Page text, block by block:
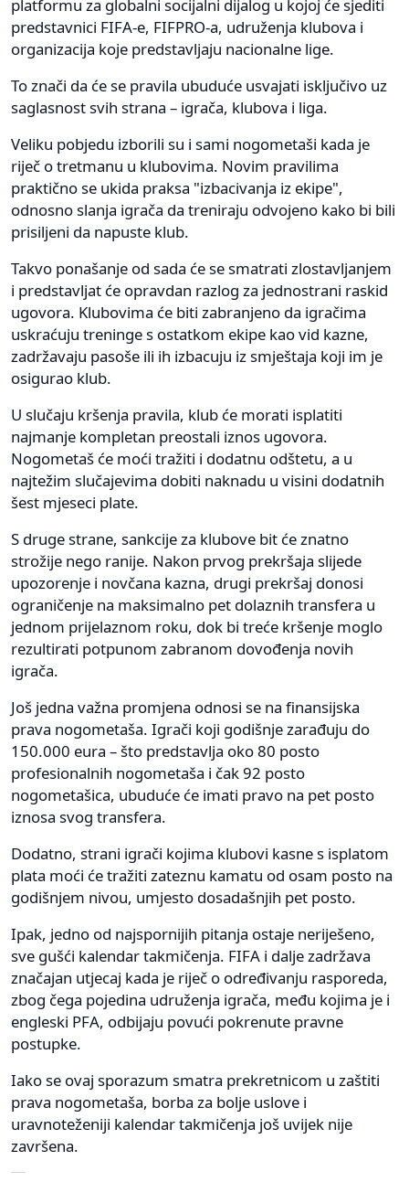
platformu za globalni socijalni dijalog u kojoj će sjediti
predstavnici FIFA-e, FIFPRO-a, udruženja klubova i
organizacija koje predstavljaju nacionalne lige.
To znači da će se pravila ubuduće usvajati isključivo uz
saglasnost svih strana – igrača, klubova i liga.
Veliku pobjedu izborili su i sami nogometaši kada je
riječ o tretmanu u klubovima. Novim pravilima
praktično se ukida praksa "izbacivanja iz ekipe",
odnosno slanja igrača da treniraju odvojeno kako bi bili
prisiljeni da napuste klub.
Takvo ponašanje od sada će se smatrati zlostavljanjem
i predstavljat će opravdan razlog za jednostrani raskid
ugovora. Klubovima će biti zabranjeno da igračima
uskraćuju treninge s ostatkom ekipe kao vid kazne,
zadržavaju pasoše ili ih izbacuju iz smještaja koji im je
osigurao klub.
U slučaju kršenja pravila, klub će morati isplatiti
najmanje kompletan preostali iznos ugovora.
Nogometaš će moći tražiti i dodatnu odštetu, a u
najtežim slučajevima dobiti naknadu u visini dodatnih
šest mjeseci plate.
S druge strane, sankcije za klubove bit će znatno
strožije nego ranije. Nakon prvog prekršaja slijede
upozorenje i novčana kazna, drugi prekršaj donosi
ograničenje na maksimalno pet dolaznih transfera u
jednom prijelaznom roku, dok bi treće kršenje moglo
rezultirati potpunom zabranom dovođenja novih
igrača.
Još jedna važna promjena odnosi se na finansijska
prava nogometaša. Igrači koji godišnje zarađuju do
150.000 eura – što predstavlja oko 80 posto
profesionalnih nogometaša i čak 92 posto
nogometašica, ubuduće će imati pravo na pet posto
iznosa svog transfera.
Dodatno, strani igrači kojima klubovi kasne s isplatom
plata moći će tražiti zateznu kamatu od osam posto na
godišnjem nivou, umjesto dosadašnjih pet posto.
Ipak, jedno od najspornijih pitanja ostaje neriješeno,
sve gušći kalendar takmičenja. FIFA i dalje zadržava
značajan utjecaj kada je riječ o određivanju rasporeda,
zbog čega pojedina udruženja igrača, među kojima je i
engleski PFA, odbijaju povući pokrenute pravne
postupke.
Iako se ovaj sporazum smatra prekretnicom u zaštiti
prava nogometaša, borba za bolje uslove i
uravnoteženiji kalendar takmičenja još uvijek nije
završena.